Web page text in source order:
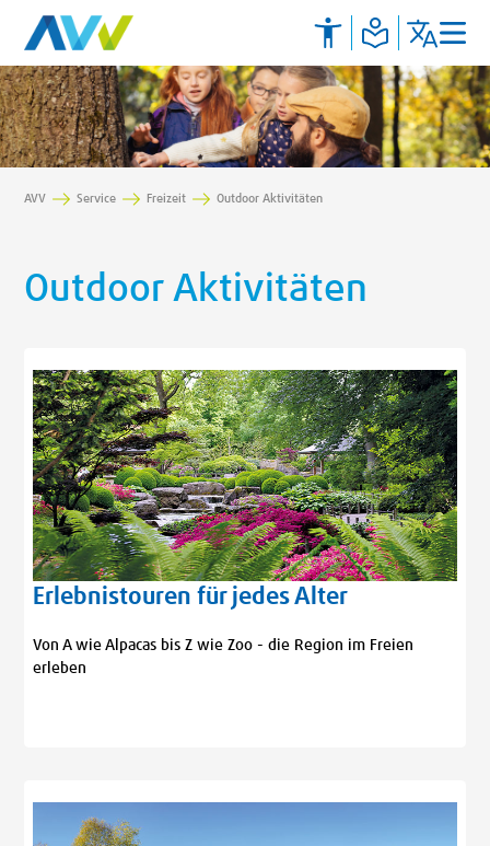
AVV Service Freizeit Outdoor Aktivitäten
Outdoor Aktivitäten
Erlebnistouren für jedes Alter
Von A wie Alpacas bis Z wie Zoo - die Region im Freien
erleben